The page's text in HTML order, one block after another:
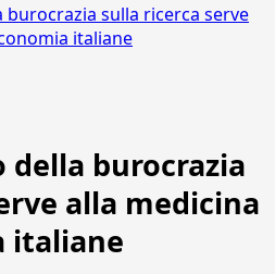
burocrazia sulla ricerca serve
italiane
della burocrazia
alla medicina
italiane